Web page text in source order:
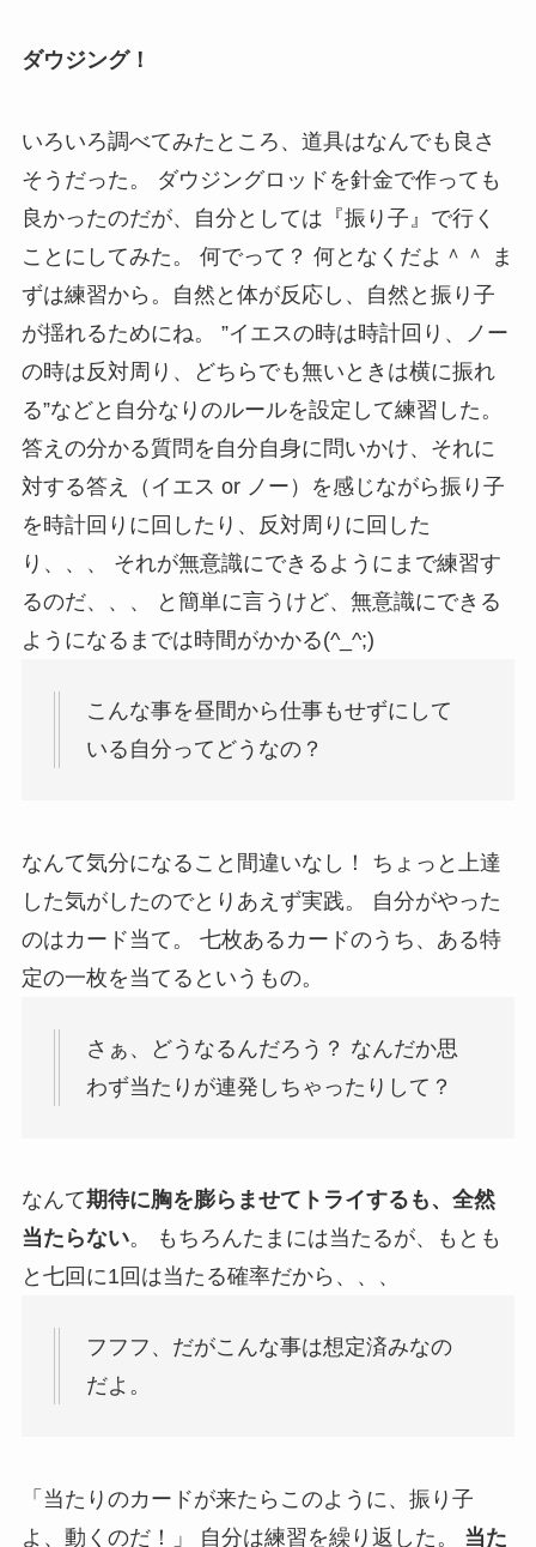
ダウジング！
いろいろ調べてみたところ、道具はなんでも良さ
そうだった。 ダウジングロッドを針金で作っても
良かったのだが、自分としては『振り子』で行く
ことにしてみた。 何でって？ 何となくだよ＾＾ ま
ずは練習から。自然と体が反応し、自然と振り子
が揺れるためにね。 ”イエスの時は時計回り、ノー
の時は反対周り、どちらでも無いときは横に振れ
る”などと自分なりのルールを設定して練習した。
答えの分かる質問を自分自身に問いかけ、それに
対する答え（イエス or ノー）を感じながら振り子
を時計回りに回したり、反対周りに回した
り、、、 それが無意識にできるようにまで練習す
るのだ、、、 と簡単に言うけど、無意識にできる
ようになるまでは時間がかかる(^_^;)
こんな事を昼間から仕事もせずにして
いる自分ってどうなの？
なんて気分になること間違いなし！ ちょっと上達
した気がしたのでとりあえず実践。 自分がやった
のはカード当て。 七枚あるカードのうち、ある特
定の一枚を当てるというもの。
さぁ、どうなるんだろう？ なんだか思
わず当たりが連発しちゃったりして？
なんて期待に胸を膨らませてトライするも、全然
当たらない。 もちろんたまには当たるが、もとも
と七回に1回は当たる確率だから、、、
フフフ、だがこんな事は想定済みなの
だよ。
「当たりのカードが来たらこのように、振り子
よ、動くのだ！」 自分は練習を繰り返した。 当た